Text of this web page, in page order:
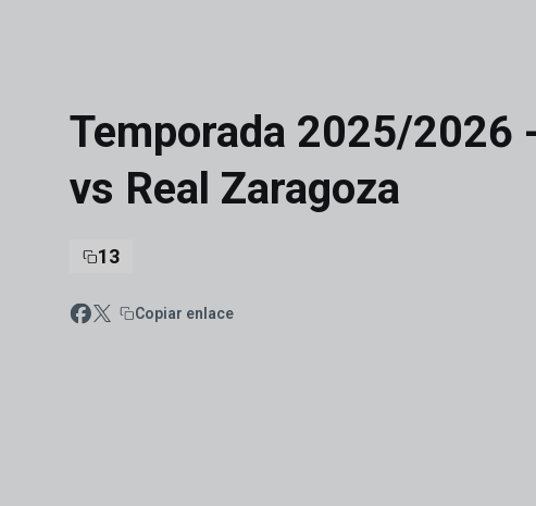
Temporada 2025/2026
vs Real Zaragoza
13
Copiar enlace